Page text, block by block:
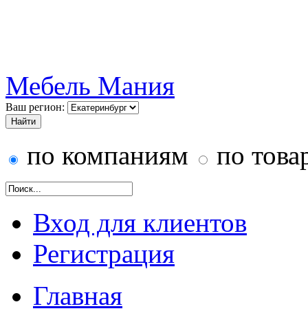
Мебель Мания
Ваш регион:
по компаниям по
Вход для клиентов
Регистрация
Главная